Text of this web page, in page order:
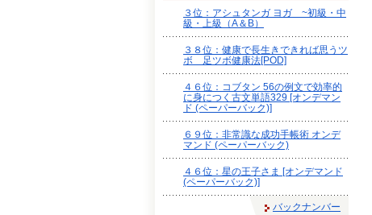
３位：アシュタンガ ヨガ ~初級・中
級・上級（A＆B）
３８位：健康で長生きできれば思うツ
ボ 足ツボ健康法[POD]
４６位：コブタン 56の例文で効率的
に身につく古文単語329 [オンデマン
ド (ペーパーバック)]
６９位：非常識な成功手帳術 オンデ
マンド (ペーパーバック)
４６位：星の王子さま [オンデマンド
(ペーパーバック)]
バックナンバー